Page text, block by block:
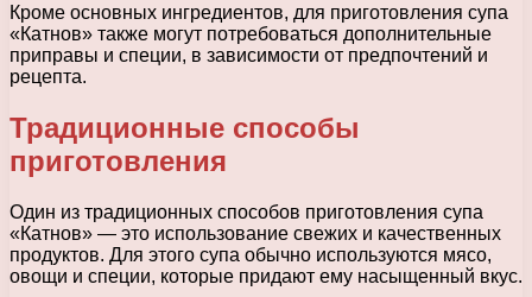
Кроме основных ингредиентов, для приготовления супа
«Катнов» также могут потребоваться дополнительные
приправы и специи, в зависимости от предпочтений и
рецепта.
Традиционные способы
приготовления
Один из традиционных способов приготовления супа
«Катнов» — это использование свежих и качественных
продуктов. Для этого супа обычно используются мясо,
овощи и специи, которые придают ему насыщенный вкус.